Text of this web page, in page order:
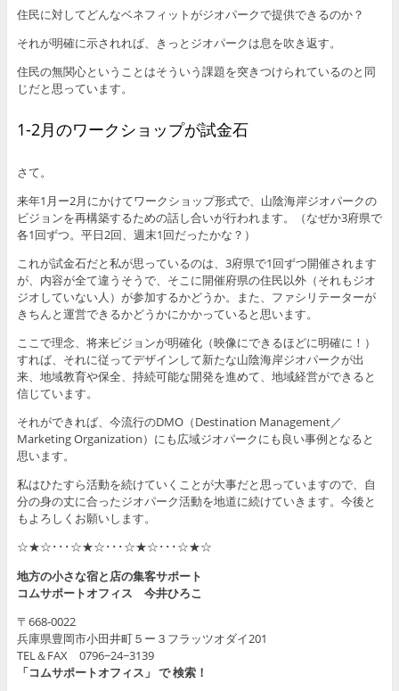
住民に対してどんなベネフィットがジオパークで提供できるのか？
それが明確に示されれば、きっとジオパークは息を吹き返す。
住民の無関心ということはそういう課題を突きつけられているのと同
じだと思っています。
1-2月のワークショップが試金石
さて。
来年1月ー2月にかけてワークショップ形式で、山陰海岸ジオパークの
ビジョンを再構築するための話し合いが行われます。（なぜか3府県で
各1回ずつ。平日2回、週末1回だったかな？）
これが試金石だと私が思っているのは、3府県で1回ずつ開催されます
が、内容が全て違うそうで、そこに開催府県の住民以外（それもジオ
ジオしていない人）が参加するかどうか。また、ファシリテーターが
きちんと運営できるかどうかにかかっていると思います。
ここで理念、将来ビジョンが明確化（映像にできるほどに明確に！）
すれば、それに従ってデザインして新たな山陰海岸ジオパークが出
来、地域教育や保全、持続可能な開発を進めて、地域経営ができると
信じています。
それができれば、今流行のDMO（Destination Management／
Marketing Organization）にも広域ジオパークにも良い事例となると
思います。
私はひたすら活動を続けていくことが大事だと思っていますので、自
分の身の丈に合ったジオパーク活動を地道に続けていきます。今後と
もよろしくお願いします。
☆★☆･･･☆★☆･･･☆★☆･･･☆★☆
地方の小さな宿と店の集客サポート
コムサポートオフィス 今井ひろこ
〒668-0022
兵庫県豊岡市小田井町５ー３フラッツオダイ201
TEL＆FAX 0796−24−3139
「コムサポートオフィス」 で 検索！